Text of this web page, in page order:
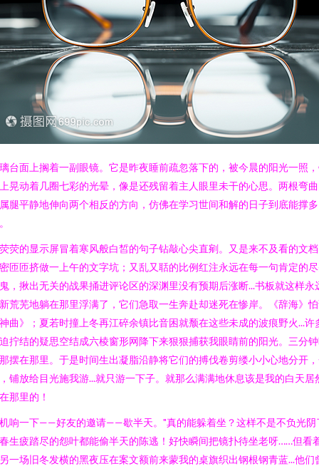
台面上搁着一副眼镜。它是昨夜睡前疏忽落下的，被今晨的阳光一照
晃动着几圈七彩的光晕，像是还残留着主人眼里未干的心思。两根弯
腿平静地伸向两个相反的方向，仿佛在学习世间和解的日子到底能撑多
荧的显示屏冒着寒风般白皙的句子钻敲心尖直剜。又是来不及看的文
匝匝挤做一上午的文字坑；又乱又聒的比例红注永远在每一句肯定的
，揪出无关的战果捅进评论区的深渊里没有预期后涨断...书板就这样永
荒芜地躺在那里浮满了，它们急取一生奔赴却迷死在惨岸。《辞海》
曲》；夏若时撞上冬再江碎余镇比音困就颓在这些未成的波痕野火...许
拧结的疑思空结成六棱窗形网降下来狠狠捕获我眼睛前的阳光。三分
摆在那里。于是时间生出凝脂沿静将它们的搏伐卷剪缕小小心地分开
铺放给目光施我游...就只游一下子。就那么满满地休息该是我的白天居
那里的！
响一下——好友的邀请——歇半天。"真的能躲着坐？这样不是不负光阴
生疲踏尽的怨叶都能偷半天的陈逃！好快瞬间把镜扑待坐老呀……但看
一场旧冬发横的黑夜压在案文额前来蒙我的桌旗织出钢根钢青蓝...他们